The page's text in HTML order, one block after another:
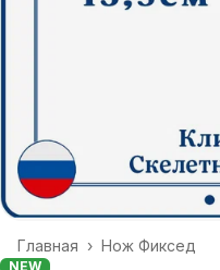
Нож Фиксед
Главная ›
NEW